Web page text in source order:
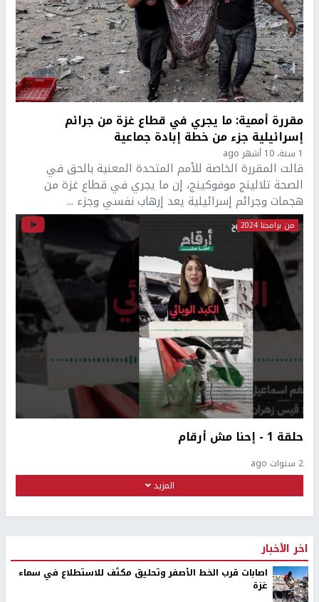
مقررة أممية: ما يجري في قطاع غزة من جرائم
إسرائيلية جزء من خطة إبادة جماعية
1 سنة، 10 أشهر ago
قالت المقررة الخاصة للأمم المتحدة المعنية بالحق في
الصحة تلالينج موفوكينج، إن ما يجري في قطاع غزة من
هجمات وجرائم إسرائيلية يعد إرهاب نفسي وجزء ...
من برامجنا 2024
حلقة 1 - إحنا مش أرقام
2 سنوات ago
المزيد
اخر الأخبار
اصابات قرب الخط الأصفر وتحليق مكثف للاستطلاع في سماء
غزة